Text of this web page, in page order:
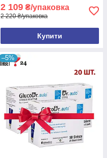
2 109 ₴/упаковка
2 220 ₴/упаковка
Купити
–5%